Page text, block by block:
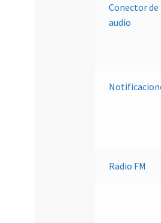
Conector de
audio
Radio FM